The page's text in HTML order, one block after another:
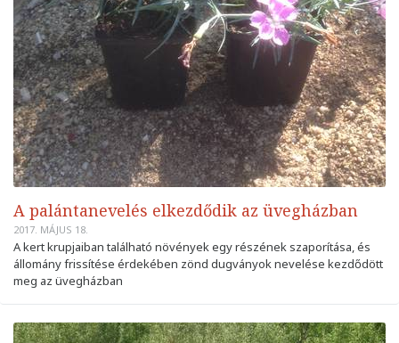
A palántanevelés elkezdődik az üvegházban
2017. MÁJUS 18.
A kert krupjaiban található növények egy részének szaporítása, és
állomány frissítése érdekében zönd dugványok nevelése kezdődött
meg az üvegházban